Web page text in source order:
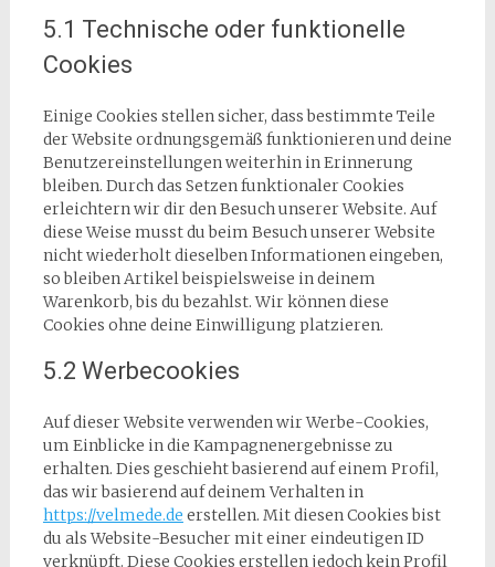
5.1 Technische oder funktionelle
Cookies
Einige Cookies stellen sicher, dass bestimmte Teile
der Website ordnungsgemäß funktionieren und deine
Benutzereinstellungen weiterhin in Erinnerung
bleiben. Durch das Setzen funktionaler Cookies
erleichtern wir dir den Besuch unserer Website. Auf
diese Weise musst du beim Besuch unserer Website
nicht wiederholt dieselben Informationen eingeben,
so bleiben Artikel beispielsweise in deinem
Warenkorb, bis du bezahlst. Wir können diese
Cookies ohne deine Einwilligung platzieren.
5.2 Werbecookies
Auf dieser Website verwenden wir Werbe-Cookies,
um Einblicke in die Kampagnenergebnisse zu
erhalten. Dies geschieht basierend auf einem Profil,
das wir basierend auf deinem Verhalten in
https://velmede.de erstellen. Mit diesen Cookies bist
du als Website-Besucher mit einer eindeutigen ID
verknüpft. Diese Cookies erstellen jedoch kein Profil